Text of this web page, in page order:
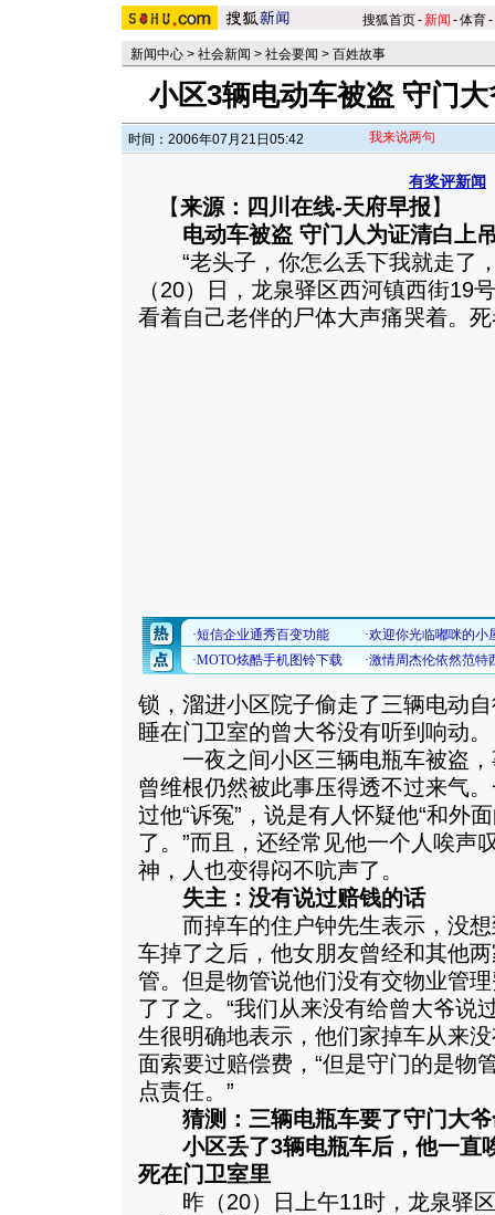
搜狐首页-新闻 -体育-
新闻中心 > 社会新闻 > 社会要闻 > 百姓故事
小区3辆电动车被盗 守门
时间：2006年07月21日05:42 我来说两句
有奖评新闻
【来源：四川在线-天府早报】
电动车被盗 守门人为证清白上
“老头子，你怎么丢下我就走了
（20）日，龙泉驿区西河镇西街19
看着自己老伴的尸体大声痛哭着。
锁，溜进小区院子偷走了三辆电动
睡在门卫室的曾大爷没有听到响动。
一夜之间小区三辆电瓶车被盗，
曾维根仍然被此事压得透不过来气
过他“诉冤”，说是有人怀疑他“和外
了。”而且，还经常见他一个人唉声
神，人也变得闷不吭声了。
失主：没有说过赔钱的话
而掉车的住户钟先生表示，没想
车掉了之后，他女朋友曾经和其他
管。但是物管说他们没有交物业管
了了之。“我们从来没有给曾大爷说
生很明确地表示，他们家掉车从来
面索要过赔偿费，“但是守门的是物
点责任。”
猜测：三辆电瓶车要了守门大爷
小区丢了3辆电瓶车后，他一直
死在门卫室里
昨（20）日上午11时，龙泉驿区